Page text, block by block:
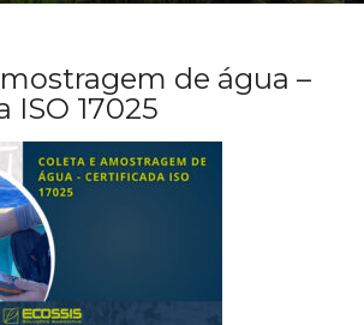
de água –
ISO 17025